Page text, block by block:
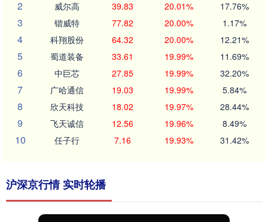
2 威尔高 39.83 20.01% 17.76%
3 锴威特 77.82 20.00% 1.17%
4 科翔股份 64.32 20.00% 12.21%
5 蜀道装备 33.61 19.99% 11.69%
6 中巨芯 27.85 19.99% 32.20%
7 广哈通信 19.03 19.99% 5.84%
8 欣天科技 18.02 19.97% 28.44%
9 飞天诚信 12.56 19.96% 8.49%
10 任子行 7.16 19.93% 31.42%
沪深京行情 实时轮播